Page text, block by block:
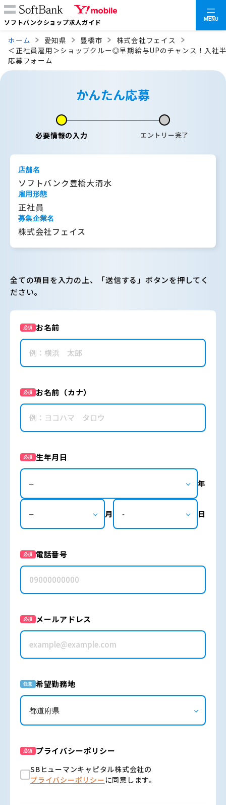
ソフトバンクショップ求人ガイド MENU
ホーム 愛知県 豊橋市
株式会社フェイス
＜正社員雇用＞ショップクルー◎早期給与UPのチャンス！入社
応募フォーム
かんたん応募
必要情報の入力 エントリー完了
店舗名
ソフトバンク豊橋大清水
雇用形態
正社員
募集企業名
株式会社フェイス
全ての項目を入力の上、「送信する」ボタンを押してく
ださい。
必須 お名前
必須 お名前（カナ）
必須 生年月日
年
月 日
必須 電話番号
必須 メールアドレス
任意 希望勤務地
必須 プライバシーポリシー
SBヒューマンキャピタル株式会社の
プライバシーポリシーに同意します。